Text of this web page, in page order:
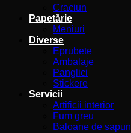
Craciun
Papetărie
Meniuri
Diverse
Eprubete
Ambalaje
Panglici
Stickere
Servicii
Artificii interior
Fum greu
Baloane de sapun